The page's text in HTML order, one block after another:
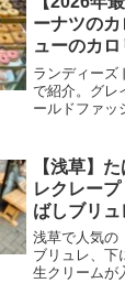
ーナツの
ューのカ
ランディーズ
で紹介。グレ
ールドファッ
【浅草】
レクレー
ばしブリ
浅草で人気の
ブリュレ、下
生クリームが